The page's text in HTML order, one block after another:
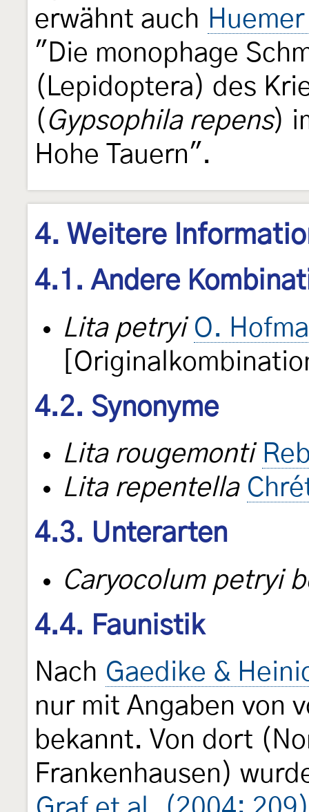
erwähnt auch
"Die monophage
(Lepidoptera) des
( Gypsophila repens)
Hohe Tauern".
4. Weitere
4.1. Andere
Lita petryi O.
4.2. Synonyme
Lita rougemonti
Lita repentella
4.3. Unterarten
Caryocolum petryi
4.4. Faunistik
Nach Gaedike &
nur mit Angaben von
bekannt. Von dort
Frankenhausen)